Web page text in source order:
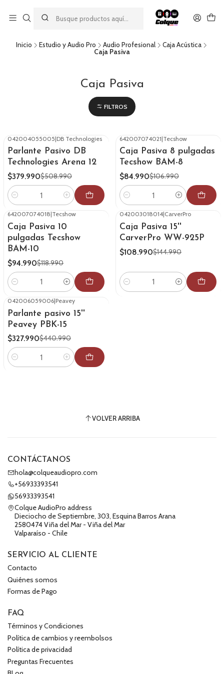
descuento por pago con transferencia bancaria
por una compra mínima de $49.990. Este descuento no es
acumulable a otras promociones ni aplicable a gastos de envío.
Inicio Estudio y Audio Pro Audio Profesional
Caja Acústica
Caja Pasiva
Caja Pasiva
FILTROS
-25% OFF
042004055005|DB Technologies
Parlante Pasivo DB
Technologies Arena 12
$379.990$508.990
Cantidad
-21%OFF
642007074021|Tecshow
Caja Pasiva 8 pulgadas
Tecshow BAM-8
$84.990$106.990
Cantidad
642007074018|Tecshow
Caja Pasiva 10
pulgadas Tecshow
BAM-10
$94.990$118.990
Cantidad
042003018014|CarverPro
Caja Pasiva 15''
CarverPro WW-925P
$108.990$144.990
Cantidad
-26% OFF
042006059006|Peavey
Parlante pasivo 15''
Peavey PBK-15
$327.990$440.990
Cantidad
VOLVER ARRIBA
CONTÁCTANOS
hola@colqueaudiopro.com
+56933393541
56933393541
Colque AudioPro address
Dieciocho de Septiembre, 303, Esquina Barros Arana
2580474 Viña del Mar - Viña del Mar
Valparaíso - Chile
SERVICIO AL CLIENTE
Contacto
Quiénes somos
Formas de Pago
FAQ
Términos y Condiciones
Política de cambios y reembolsos
Política de privacidad
Preguntas Frecuentes